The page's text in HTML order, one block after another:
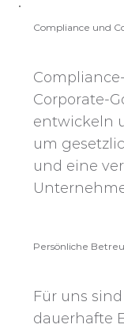
Persönliche
Für uns
dauerhafte
Compliance und
Corporate-
entwickeln
um
und eine